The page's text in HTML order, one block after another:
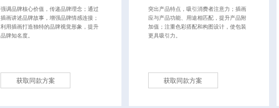
强调品牌核心价值，传递品牌理念；通过
插画讲述品牌故事，增强品牌情感连接；
利用插画打造独特的品牌视觉形象，提升
品牌知名度。
获取同款方案
突出产品特点，吸引消费者注意力；插画
应与产品功能、用途相匹配，提升产品附
加值；注重色彩搭配和构图设计，使包装
更具吸引力。
获取同款方案